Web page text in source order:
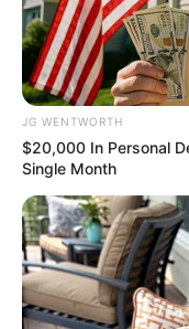
ราศีกุมภ์ (13 ก.พ.
ขึ้น ดวงชะตาจะไปใ
ราศีพฤษภ ( 15 พ.
เรื่องเงิน นับจากนี้
ดี จะได้รับการเติม
JG WENTWORTH
$20,000 In Personal
Single Month